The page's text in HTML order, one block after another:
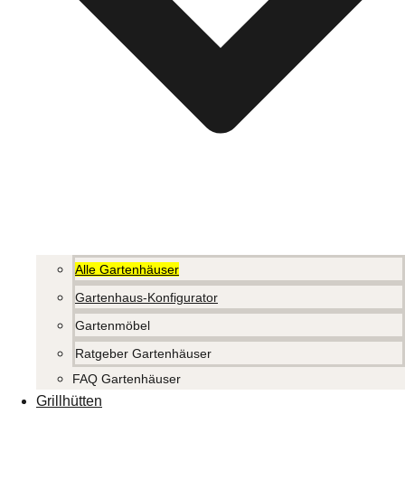
Alle Gartenhäuser
Gartenhaus-Konfigurator
Gartenmöbel
Ratgeber Gartenhäuser
FAQ Gartenhäuser
Grillhütten